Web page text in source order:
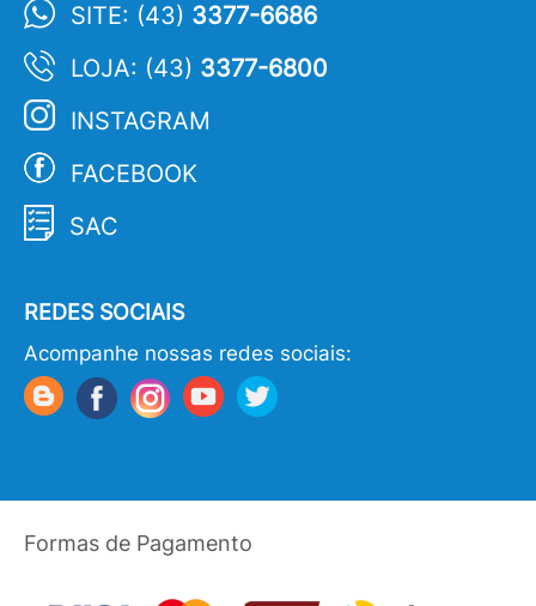
SITE: (43) 3377-6686
LOJA: (43) 3377-6800
INSTAGRAM
FACEBOOK
SAC
REDES SOCIAIS
Acompanhe nossas redes sociais:
Formas de Pagamento